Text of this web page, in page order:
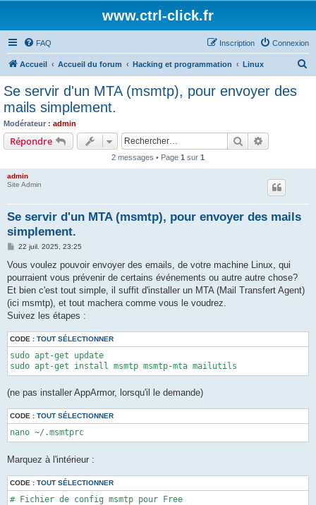
www.ctrl-click.fr
FAQ Connexion
Inscription
Accueil Accueil du forum Hacking et programmation Linux
Se servir d'un MTA (msmtp), pour envoyer des
mails simplement.
Modérateur : admin
Répondre Rechercher
2 messages • Page 1 sur 1
admin
Site Admin
Se servir d'un MTA (msmtp), pour envoyer des mails
simplement.
M
s
a
g
22 juil. 2025, 23:25
Vous voulez pouvoir envoyer des emails, de votre machine Linux, qui
pourraient vous prévenir de certains événements ou autre autre chose?
Et bien c'est tout simple, il suffit d'installer un MTA (Mail Transfert Agent)
(ici msmtp), et tout machera comme vous le voudrez.
Suivez les étapes :
CODE : TOUT SÉLECTIONNER
sudo apt-get update
(ne pas installer AppArmor, lorsqu'il le demande)
CODE : TOUT SÉLECTIONNER
Marquez à l'intérieur :
CODE : TOUT SÉLECTIONNER
# Fichier de config msmtp pour Free